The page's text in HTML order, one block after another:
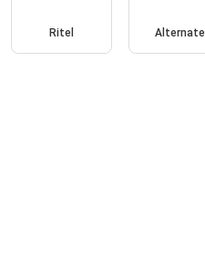
Ritel Alternate